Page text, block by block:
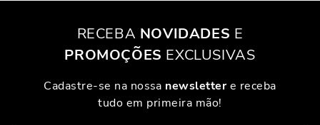
RECEBA NOVIDADES E
PROMOÇÕES EXCLUSIVAS
Cadastre-se na nossa newslettere receba
tudo em primeira mão!